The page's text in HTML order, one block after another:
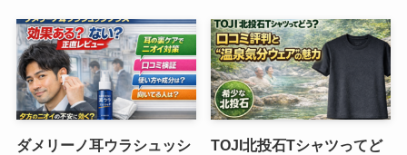
ダメリーノ耳ウラシュッシ
TOJI北投石Tシャツってど